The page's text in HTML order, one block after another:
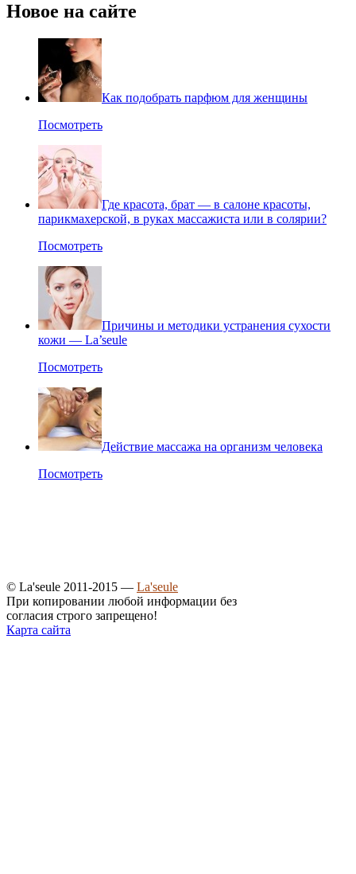
Новое на сайте
Как подобрать парфюм для женщины
Посмотреть
Где красота, брат — в салоне красоты,
парикмахерской, в руках массажиста или в солярии?
Посмотреть
Причины и методики устранения сухости
кожи — La’seule
Посмотреть
Действие массажа на организм человека
Посмотреть
© La'seule 2011-2015 — La'seule
При копировании любой информации без
согласия строго запрещено!
Карта сайта